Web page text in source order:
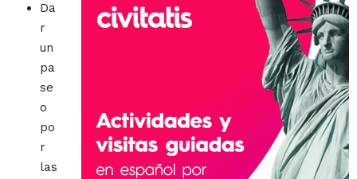
Da
r
un
pa
se
o
po
r
las